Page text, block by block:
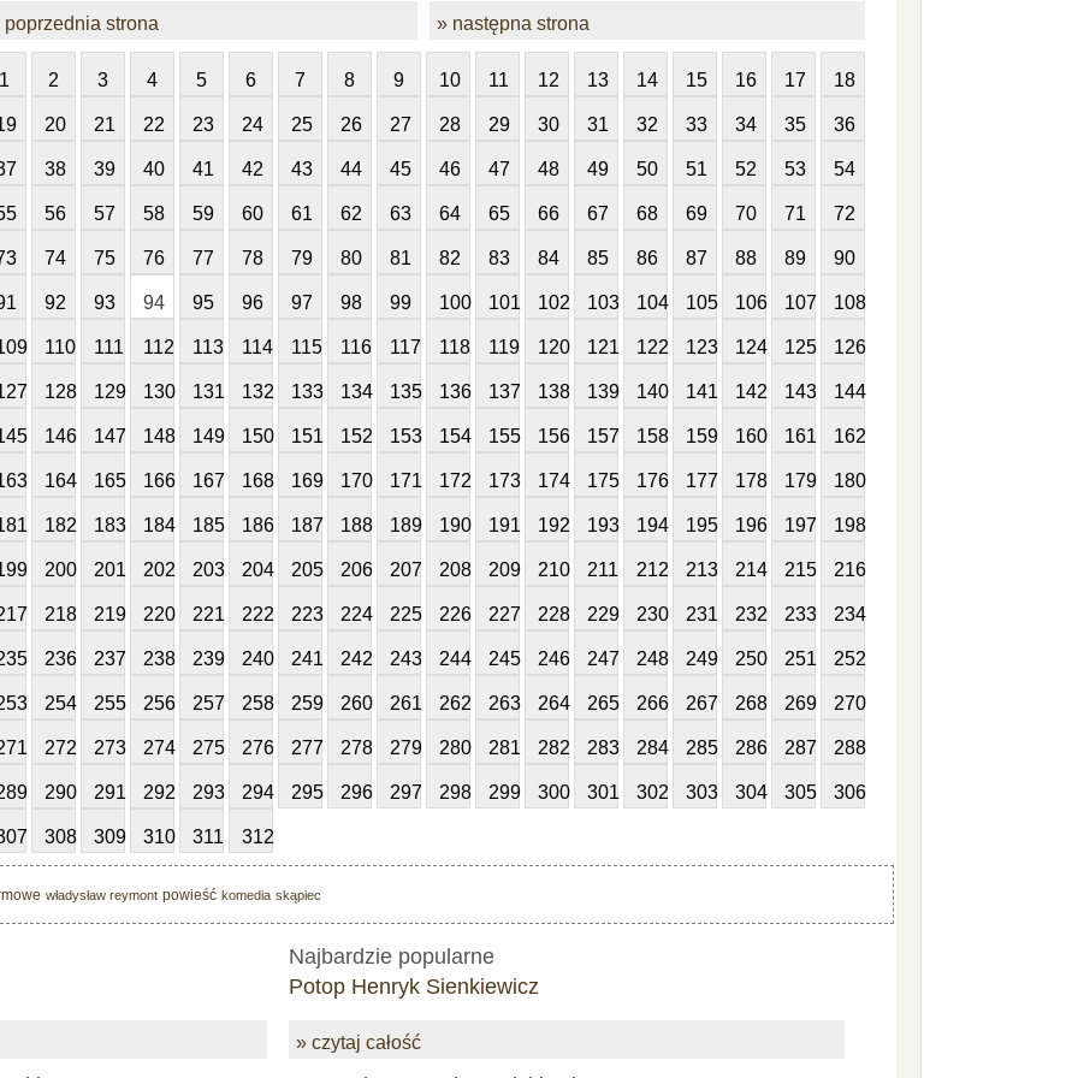
poprzednia strona » następna strona
1 2 3 4 5 6 7 8 9 10 11 12 13 14 15 16 17 18
20 21 22 23 24 25 26 27 28 29 30 31 32 33 34 35 36
38 39 40 41 42 43 44 45 46 47 48 49 50 51 52 53 54
56 57 58 59 60 61 62 63 64 65 66 67 68 69 70 71 72
74 75 76 77 78 79 80 81 82 83 84 85 86 87 88 89 90
92 93 94 95 96 97 98 99 100 101 102 103 104 105 106 107 108
110 111 112 113 114 115 116 117 118 119 120 121 122 123 124 125 126
128 129 130 131 132 133 134 135 136 137 138 139 140 141 142 143 144
146 147 148 149 150 151 152 153 154 155 156 157 158 159 160 161 162
164 165 166 167 168 169 170 171 172 173 174 175 176 177 178 179 180
182 183 184 185 186 187 188 189 190 191 192 193 194 195 196 197 198
200 201 202 203 204 205 206 207 208 209 210 211 212 213 214 215 216
218 219 220 221 222 223 224 225 226 227 228 229 230 231 232 233 234
236 237 238 239 240 241 242 243 244 245 246 247 248 249 250 251 252
254 255 256 257 258 259 260 261 262 263 264 265 266 267 268 269 270
272 273 274 275 276 277 278 279 280 281 282 283 284 285 286 287 288
290 291 292 293 294 295 296 297 298 299 300 301 302 303 304 305 306
308 309 310 311 312
władysław reymont powieść komedia skąpiec
Najbardzie popularne
Potop Henryk Sienkiewicz
» czytaj całość